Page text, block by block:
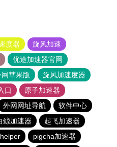
度器
旋风加速
优途加速器官网
苹果版
旋风加速度器
口
原子加速器
外网网址导航
软件中心
鲸加速器
起飞加速器
pigcha加速器